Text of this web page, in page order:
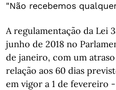
"Não recebemos
A regulamentação da Lei
junho de 2018 no
de janeiro, com um
relação aos 60 dias
em vigor a 1 de fevereiro